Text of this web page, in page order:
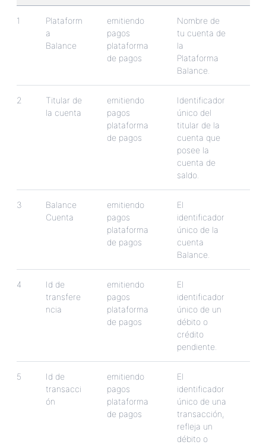
1
Plataform
a
Balance
emitiendo
pagos
plataforma
de pagos
Nombre de
tu cuenta de
la
Plataforma
Balance
2 Titular de
la cuenta
emitiendo
pagos
plataforma
de pagos
Identificador
único del
titular de la
cuenta que
posee la
cuenta de
saldo.
3
Balance
Cuenta
emitiendo
pagos
plataforma
de pagos
El
identificador
único de la
cuenta
Balance
4 Id de
transfere
ncia
emitiendo
pagos
plataforma
de pagos
El
identificador
único de un
débito o
crédito
pendiente
5 Id de
transacci
ón
emitiendo
pagos
plataforma
de pagos
El
identificador
único de una
transacción
refleja un
débito o